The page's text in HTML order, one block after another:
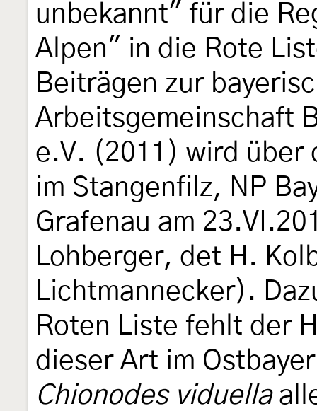
unbekannt" für die
Alpen" in die Rote
Beiträgen zur
Arbeitsgemeinschaft
e.V. (2011) wird über
im Stangenfilz, NP
Grafenau am
Lohberger, det H.
Lichtmannecker).
Roten Liste fehlt der
dieser Art im
Chionodes viduella